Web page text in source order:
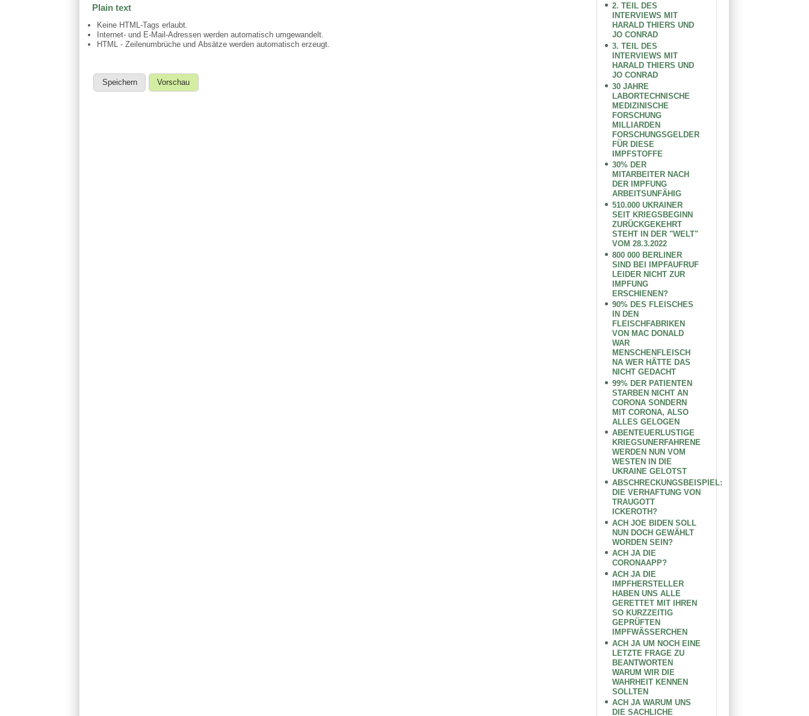
Plain text
Keine HTML-Tags erlaubt.
Internet- und E-Mail-Adressen werden automatisch umgewandelt.
HTML - Zeilenumbrüche und Absätze werden automatisch erzeugt.
2. TEIL DES
INTERVIEWS MIT
HARALD THIERS UND
JO CONRAD
3. TEIL DES
INTERVIEWS MIT
HARALD THIERS UND
JO CONRAD
30 JAHRE
LABORTECHNISCHE
MEDIZINISCHE
FORSCHUNG
MILLIARDEN
FORSCHUNGSGELDER
FÜR DIESE
IMPFSTOFFE
30% DER
MITARBEITER NACH
DER IMPFUNG
ARBEITSUNFÄHIG
510.000 UKRAINER
SEIT KRIEGSBEGINN
ZURÜCKGEKEHRT
STEHT IN DER "WELT"
VOM 28.3.2022
800 000 BERLINER
SIND BEI IMPFAUFRUF
LEIDER NICHT ZUR
IMPFUNG
ERSCHIENEN?
90% DES FLEISCHES
IN DEN
FLEISCHFABRIKEN
VON MAC DONALD
WAR
MENSCHENFLEISCH
NA WER HÄTTE DAS
NICHT GEDACHT
99% DER PATIENTEN
STARBEN NICHT AN
CORONA SONDERN
MIT CORONA, ALSO
ALLES GELOGEN
ABENTEUERLUSTIGE
KRIEGSUNERFAHRENE
WERDEN NUN VOM
WESTEN IN DIE
UKRAINE GELOTST
ABSCHRECKUNGSBEISPIEL:
DIE VERHAFTUNG VON
TRAUGOTT
ICKEROTH?
ACH JOE BIDEN SOLL
NUN DOCH GEWÄHLT
WORDEN SEIN?
ACH JA DIE
CORONAAPP?
ACH JA DIE
IMPFHERSTELLER
HABEN UNS ALLE
GERETTET MIT IHREN
SO KURZZEITIG
GEPRÜFTEN
IMPFWÄSSERCHEN
ACH JA UM NOCH EINE
LETZTE FRAGE ZU
BEANTWORTEN
WARUM WIR DIE
WAHRHEIT KENNEN
SOLLTEN
ACH JA WARUM UNS
DIE SACHLICHE